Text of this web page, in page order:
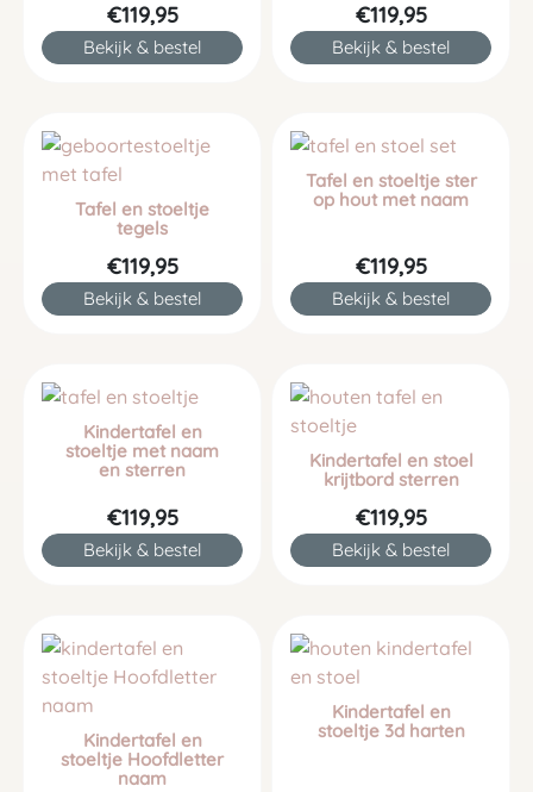
€119,95
Bekijk & bestel
€119,95
Bekijk & bestel
Tafel en stoeltje
tegels
€119,95
Bekijk & bestel
Tafel en stoeltje ster
op hout met naam
€119,95
Bekijk & bestel
Kindertafel en
stoeltje met naam
en sterren
€119,95
Bekijk & bestel
Kindertafel en stoel
krijtbord sterren
€119,95
Bekijk & bestel
Kindertafel en
stoeltje Hoofdletter
naam
Kindertafel en
stoeltje 3d harten